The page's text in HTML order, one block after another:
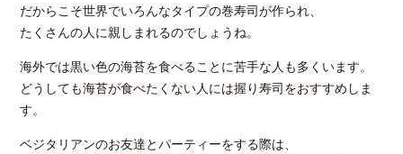
だからこそ世界でいろんなタイプの巻寿司が作られ、
たくさんの人に親しまれるのでしょうね。
海外では黒い色の海苔を食べることに苦手な人も多くいます。
どうしても海苔が食べたくない人には握り寿司をおすすめしま
す。
ベジタリアンのお友達とパーティーをする際は、